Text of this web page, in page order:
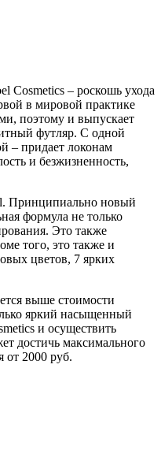
в мировой практике
поэтому и выпускает
футляр. С одной
– придает локонам
и безжизненность,
Принципиально новый
формула не только
Это также
того, это также и
цветов, 7 ярких
выше стоимости
яркий насыщенный
и осуществить
достичь максимального
от 2000 руб.